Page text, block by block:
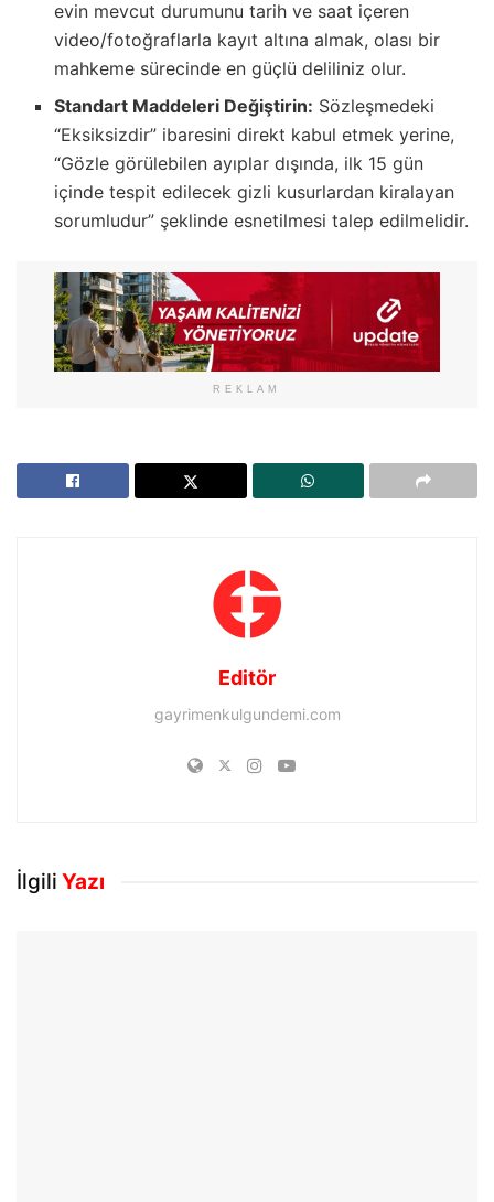
evin mevcut durumunu tarih ve saat içeren
video/fotoğraflarla kayıt altına almak, olası bir
mahkeme sürecinde en güçlü deliliniz olur.
Standart Maddeleri Değiştirin: Sözleşmedeki
“Eksiksizdir” ibaresini direkt kabul etmek yerine,
“Gözle görülebilen ayıplar dışında, ilk 15 gün
içinde tespit edilecek gizli kusurlardan kiralayan
sorumludur” şeklinde esnetilmesi talep edilmelidir.
REKLAM
Editör
gayrimenkulgundemi.com
İlgili Yazı